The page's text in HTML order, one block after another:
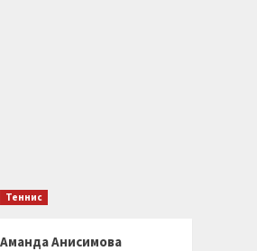
Теннис
Аманда Анисимова